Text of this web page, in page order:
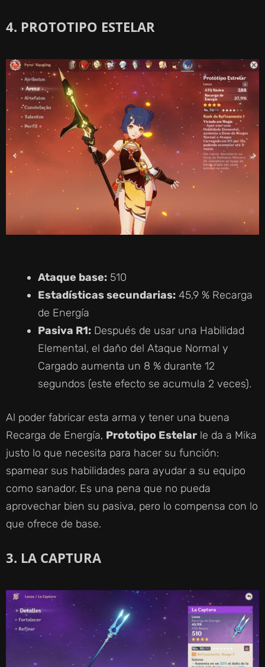
O
4. PROTOTIPO ESTELAR
Ataque base: 510
Estadísticas secundarias: 45,9 % Recarga
de Energía
Pasiva R1: Después de usar una Habilidad
Elemental, el daño del Ataque Normal y
Cargado aumenta un 8 % durante 12
segundos (este efecto se acumula 2 veces).
Al poder fabricar esta arma y tener una buena
Recarga de Energía, Prototipo Estelar le da a Mika
justo lo que necesita para hacer su función:
spamear sus habilidades para ayudar a su equipo
como sanador. Es una pena que no pueda
aprovechar bien su pasiva, pero lo compensa con lo
que ofrece de base.
3. LA CAPTURA